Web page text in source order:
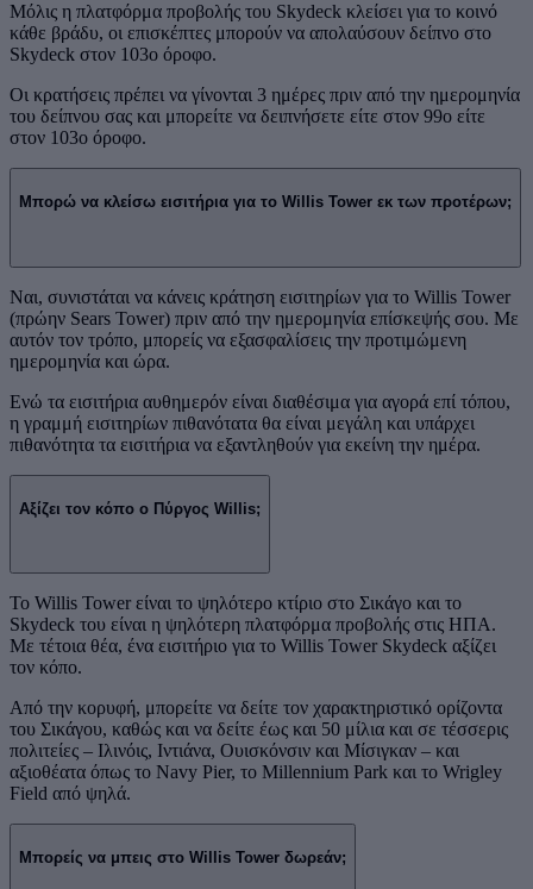
Μόλις η πλατφόρμα προβολής του Skydeck κλείσει για το κοινό
κάθε βράδυ, οι επισκέπτες μπορούν να απολαύσουν δείπνο στο
Skydeck στον 103ο όροφο.
Οι κρατήσεις πρέπει να γίνονται 3 ημέρες πριν από την ημερομηνία
του δείπνου σας και μπορείτε να δειπνήσετε είτε στον 99ο είτε
στον 103ο όροφο.
Μπορώ να κλείσω εισιτήρια για το Willis Tower εκ των προτέρων;
Ναι, συνιστάται να κάνεις κράτηση εισιτηρίων για το Willis Tower
(πρώην Sears Tower) πριν από την ημερομηνία επίσκεψής σου. Με
αυτόν τον τρόπο, μπορείς να εξασφαλίσεις την προτιμώμενη
ημερομηνία και ώρα.
Ενώ τα εισιτήρια αυθημερόν είναι διαθέσιμα για αγορά επί τόπου,
η γραμμή εισιτηρίων πιθανότατα θα είναι μεγάλη και υπάρχει
πιθανότητα τα εισιτήρια να εξαντληθούν για εκείνη την ημέρα.
Αξίζει τον κόπο ο Πύργος Willis;
Το Willis Tower είναι το ψηλότερο κτίριο στο Σικάγο και το
Skydeck του είναι η ψηλότερη πλατφόρμα προβολής στις ΗΠΑ.
Με τέτοια θέα, ένα εισιτήριο για το Willis Tower Skydeck αξίζει
τον κόπο.
Από την κορυφή, μπορείτε να δείτε τον χαρακτηριστικό ορίζοντα
του Σικάγου, καθώς και να δείτε έως και 50 μίλια και σε τέσσερις
πολιτείες – Ιλινόις, Ιντιάνα, Ουισκόνσιν και Μίσιγκαν – και
αξιοθέατα όπως το Navy Pier, το Millennium Park και το Wrigley
Field από ψηλά.
Μπορείς να μπεις στο Willis Tower δωρεάν;